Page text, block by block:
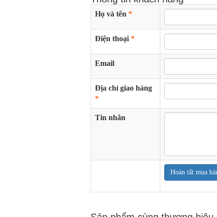
Họ và tên *
Điện thoại *
Email
Địa chỉ giao hàng
*
Tin nhắn
Hoàn tất mua